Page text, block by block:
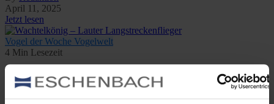
April 11, 2025
Jetzt lesen
Vogel der Woche Vogelwelt
4 Min Lesezeit
Wachtelkönig – Lauter
Langstreckenflieger